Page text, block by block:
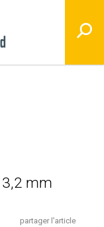
3,2 mm
partager l'article